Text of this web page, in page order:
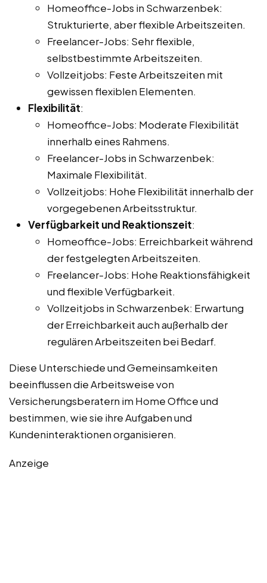
Homeoffice-Jobs in Schwarzenbek:
Strukturierte, aber flexible Arbeitszeiten.
Freelancer-Jobs: Sehr flexible,
selbstbestimmte Arbeitszeiten.
Vollzeitjobs: Feste Arbeitszeiten mit
gewissen flexiblen Elementen.
Flexibilität:
Homeoffice-Jobs: Moderate Flexibilität
innerhalb eines Rahmens.
Freelancer-Jobs in Schwarzenbek:
Maximale Flexibilität.
Vollzeitjobs: Hohe Flexibilität innerhalb der
vorgegebenen Arbeitsstruktur.
Verfügbarkeit und Reaktionszeit:
Homeoffice-Jobs: Erreichbarkeit während
der festgelegten Arbeitszeiten.
Freelancer-Jobs: Hohe Reaktionsfähigkeit
und flexible Verfügbarkeit.
Vollzeitjobs in Schwarzenbek: Erwartung
der Erreichbarkeit auch außerhalb der
regulären Arbeitszeiten bei Bedarf.
Diese Unterschiede und Gemeinsamkeiten
beeinflussen die Arbeitsweise von
Versicherungsberatern im Home Office und
bestimmen, wie sie ihre Aufgaben und
Kundeninteraktionen organisieren.
Anzeige